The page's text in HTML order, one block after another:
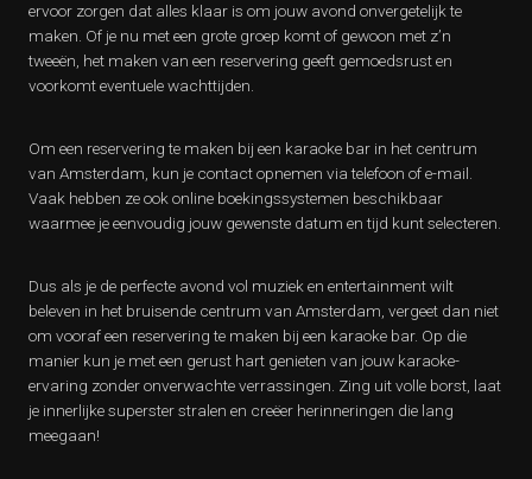
ervoor zorgen dat alles klaar is om jouw avond onvergetelijk te
maken. Of je nu met een grote groep komt of gewoon met z’n
tweeën, het maken van een reservering geeft gemoedsrust en
voorkomt eventuele wachttijden.
Om een reservering te maken bij een karaoke bar in het centrum
van Amsterdam, kun je contact opnemen via telefoon of e-mail.
Vaak hebben ze ook online boekingssystemen beschikbaar
waarmee je eenvoudig jouw gewenste datum en tijd kunt selecteren.
Dus als je de perfecte avond vol muziek en entertainment wilt
beleven in het bruisende centrum van Amsterdam, vergeet dan niet
om vooraf een reservering te maken bij een karaoke bar. Op die
manier kun je met een gerust hart genieten van jouw karaoke-
ervaring zonder onverwachte verrassingen. Zing uit volle borst, laat
je innerlijke superster stralen en creëer herinneringen die lang
meegaan!